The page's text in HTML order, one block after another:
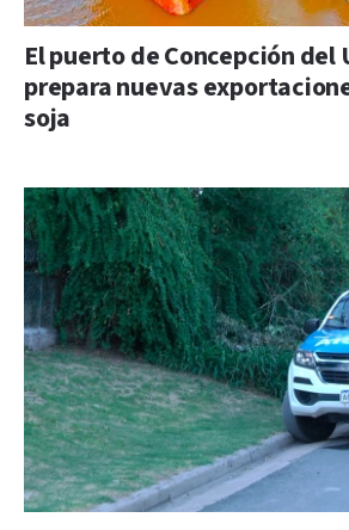
El puerto de Concepción del
prepara nuevas
soja